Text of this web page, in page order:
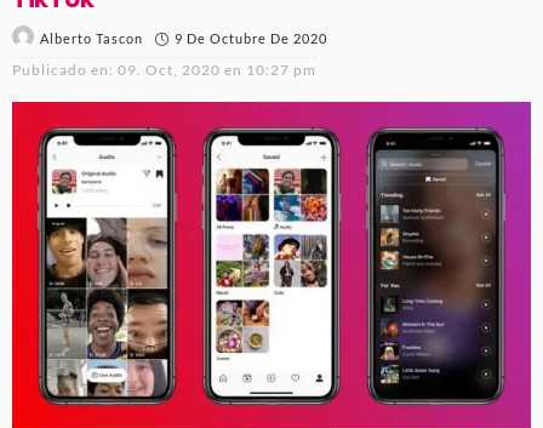
Alberto Tascon 9 De Octubre De 2020
Publicado en: 09. Oct, 2020 en 10:27 pm